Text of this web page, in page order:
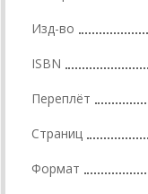
Изд-во
ISBN
Переплёт
Страниц
Формат